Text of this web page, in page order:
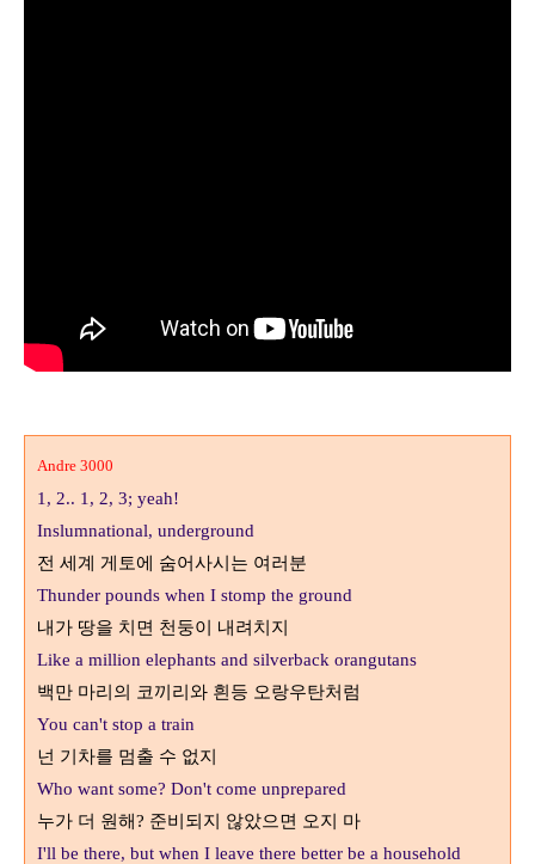
Andre 3000
1, 2.. 1, 2, 3; yeah!
Inslumnational, underground
전 세계 게토에 숨어사시는 여러분
Thunder pounds when I stomp the ground
내가 땅을 치면 천둥이 내려치지
Like a million elephants and silverback orangutans
백만 마리의 코끼리와 흰등 오랑우탄처럼
You can't stop a train
넌 기차를 멈출 수 없지
Who want some? Don't come unprepared
누가 더 원해? 준비되지 않았으면 오지 마
I'll be there, but when I leave there better be a household